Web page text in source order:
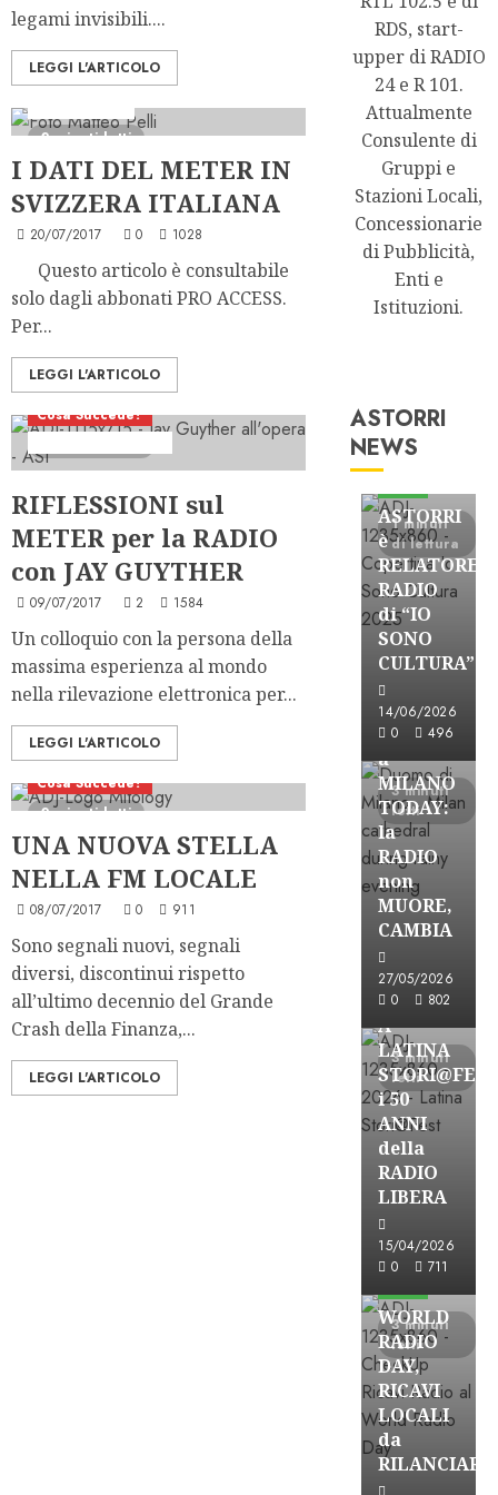
legami invisibili....
LEGGI L'ARTICOLO
2 minuti letti
I DATI DEL METER IN
SVIZZERA ITALIANA
20/07/2017 0 1028
Questo articolo è consultabile
solo dagli abbonati PRO ACCESS.
Per...
LEGGI L'ARTICOLO
Cosa Succede?
RIFLESSIONI sul
METER per la RADIO
con JAY GUYTHER
09/07/2017 2 1584
Un colloquio con la persona della
massima esperienza al mondo
nella rilevazione elettronica per...
LEGGI L'ARTICOLO
2 minuti letti
Cosa Succede?
UNA NUOVA STELLA
NELLA FM LOCALE
08/07/2017 0 911
Sono segnali nuovi, segnali
diversi, discontinui rispetto
all’ultimo decennio del Grande
Crash della Finanza,...
LEGGI L'ARTICOLO
RDS, start-
upper di RADIO
24 e R 101.
Attualmente
Consulente di
Gruppi e
Stazioni Locali,
Concessionarie
di Pubblicità,
Enti e
Istituzioni.
ASTORRI
NEWS
1 minuti
di lettura
Astorri News
ASTORRI
è
RELATORE
RADIO
di “IO
SONO
CULTURA”
14/06/2026
0
496
3 minuti
letti
FREE
ASTORRI
a
MILANO
TODAY:
la
RADIO
non
MUORE,
CAMBIA
27/05/2026
0
802
3 minuti
letti
Astorri News
FREE
A
LATINA
i 50
ANNI
della
RADIO
LIBERA
15/04/2026
0
711
3 minuti
letti
Astorri News
WORLD
RADIO
DAY,
RICAVI
LOCALI
da
RILANCIARE